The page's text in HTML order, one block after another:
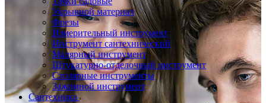
Укрывной материал
Фрезы
Измерительный инструмент
Инструмент сантехнический
Малярный инструмент
Штукатурно-отделочный инструмент
Cтолярные инструменты
Зажимной инструмент
Сантехника